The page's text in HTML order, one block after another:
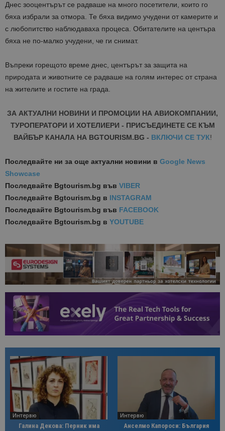
Днес зооцентърът се радваше на много посетители, които го
бяха избрали за отмора. Те бяха видимо учудени от камерите и
с любопитство наблюдаваха процеса. Обитателите на центъра
бяха не по-малко учудени, че ги снимат.
Въпреки горещото време днес, центърът за защита на
природата и животните се радваше на голям интерес от страна
на жителите и гостите на града.
ЗА АКТУАЛНИ НОВИНИ И ПРОМОЦИИ НА АВИОКОМПАНИИ,
ТУРОПЕРАТОРИ И ХОТЕЛИЕРИ - ПРИСЪЕДИНЕТЕ СЕ КЪМ
ВАЙБЪР КАНАЛА НА BGTOURISM.BG - ВКЛЮЧИ СЕ ТУК!
Последвайте ни за още актуални новини в Google News
Showcase
Последвайте Bgtourism.bg във VIBER
Последвайте Bgtourism.bg в INSTAGRAM
Последвайте Bgtourism.bg във FACEBOOK
Последвайте Bgtourism.bg в YOUTUBE
Интервю
Галина Декова: Перник има
Интервю
Анселмо Капороси: България